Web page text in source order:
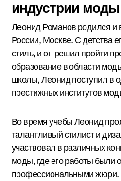
индустрии моды
Леонид Романов родился и
России, Москве. С детства
стиль, и он решил пройти
образование в области
школы, Леонид поступил в
престижных институтов
Во время учебы Леонид
талантливый стилист и
участвовал в различных
моды, где его работы были
профессиональными жюри.